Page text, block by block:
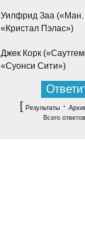
Уилфрид Заа
«Кристал Пэлас»)
Джек Корк
«Суонси Сити»)
[ Результаты ·
Всего